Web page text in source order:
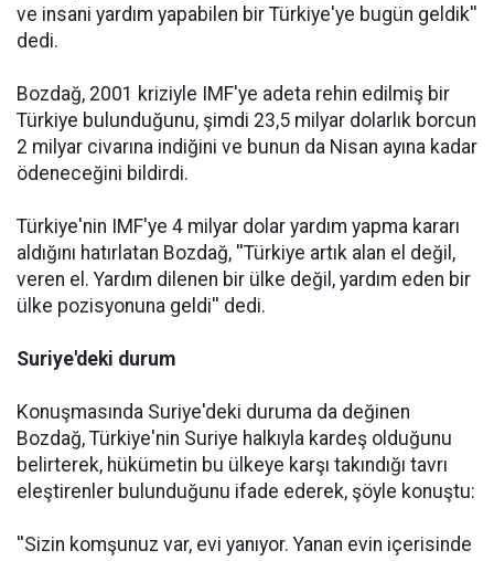
ve insani yardım yapabilen bir Türkiye'ye bugün geldik''
dedi.
Bozdağ, 2001 kriziyle IMF'ye adeta rehin edilmiş bir
Türkiye bulunduğunu, şimdi 23,5 milyar dolarlık borcun
2 milyar civarına indiğini ve bunun da Nisan ayına kadar
ödeneceğini bildirdi.
Türkiye'nin IMF'ye 4 milyar dolar yardım yapma kararı
aldığını hatırlatan Bozdağ, ''Türkiye artık alan el değil,
veren el. Yardım dilenen bir ülke değil, yardım eden bir
ülke pozisyonuna geldi'' dedi.
Suriye'deki durum
Konuşmasında Suriye'deki duruma da değinen
Bozdağ, Türkiye'nin Suriye halkıyla kardeş olduğunu
belirterek, hükümetin bu ülkeye karşı takındığı tavrı
eleştirenler bulunduğunu ifade ederek, şöyle konuştu:
''Sizin komşunuz var, evi yanıyor. Yanan evin içerisinde